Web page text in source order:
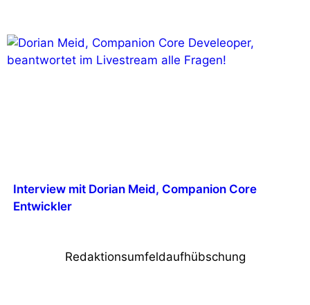
Interview mit Dorian Meid, Companion Core
Entwickler
Redaktionsumfeldaufhübschung